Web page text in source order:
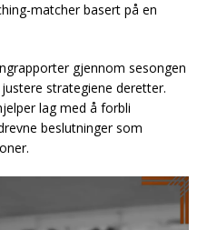
matcher basert på en
gjennom sesongen
strategiene deretter.
lag med å forbli
beslutninger som